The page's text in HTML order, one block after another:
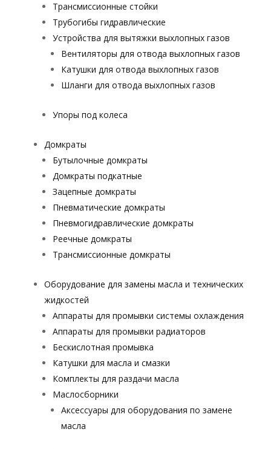
Трансмиссионные стойки
Трубогибы гидравлические
Устройства для вытяжки выхлопных газов
Вентиляторы для отвода выхлопных газов
Катушки для отвода выхлопных газов
Шланги для отвода выхлопных газов
Упоры под колеса
Домкраты
Бутылочные домкраты
Домкраты подкатные
Зацепные домкраты
Пневматические домкраты
Пневмогидравлические домкраты
Реечные домкраты
Трансмиссионные домкраты
Оборудование для замены масла и технических
жидкостей
Аппараты для промывки системы охлаждения
Аппараты для промывки радиаторов
Бескислотная промывка
Катушки для масла и смазки
Комплекты для раздачи масла
Маслосборники
Аксессуары для оборудования по замене
масла